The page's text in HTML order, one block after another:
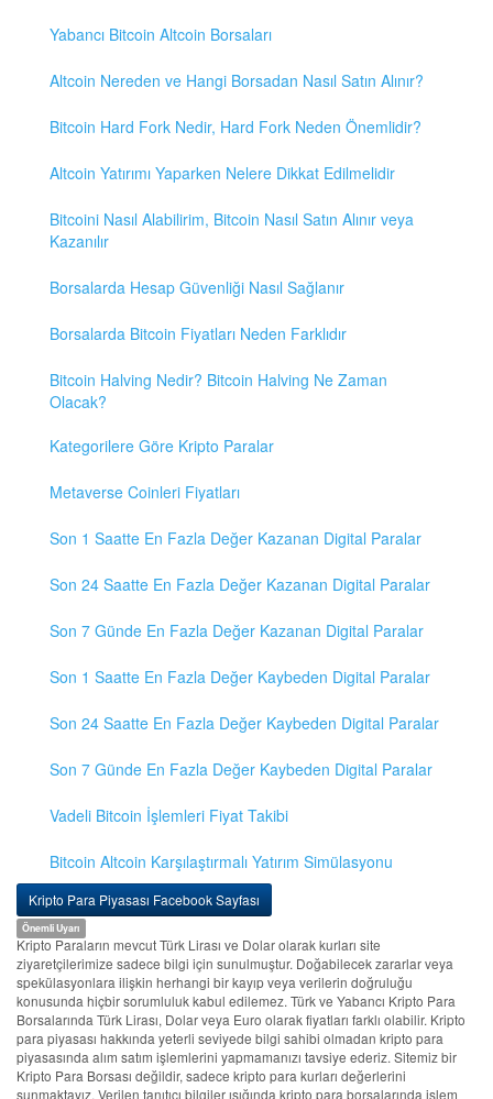
Yabancı Bitcoin Altcoin Borsaları
Altcoin Nereden ve Hangi Borsadan Nasıl Satın Alınır?
Bitcoin Hard Fork Nedir, Hard Fork Neden Önemlidir?
Altcoin Yatırımı Yaparken Nelere Dikkat Edilmelidir
Bitcoini Nasıl Alabilirim, Bitcoin Nasıl Satın Alınır veya
Kazanılır
Borsalarda Hesap Güvenliği Nasıl Sağlanır
Borsalarda Bitcoin Fiyatları Neden Farklıdır
Bitcoin Halving Nedir? Bitcoin Halving Ne Zaman
Olacak?
Kategorilere Göre Kripto Paralar
Metaverse Coinleri Fiyatları
Son 1 Saatte En Fazla Değer Kazanan Digital Paralar
Son 24 Saatte En Fazla Değer Kazanan Digital Paralar
Son 7 Günde En Fazla Değer Kazanan Digital Paralar
Son 1 Saatte En Fazla Değer Kaybeden Digital Paralar
Son 24 Saatte En Fazla Değer Kaybeden Digital Paralar
Son 7 Günde En Fazla Değer Kaybeden Digital Paralar
Vadeli Bitcoin İşlemleri Fiyat Takibi
Bitcoin Altcoin Karşılaştırmalı Yatırım Simülasyonu
Kripto Para Piyasası Facebook Sayfası
Önemli Uyarı
Kripto Paraların mevcut Türk Lirası ve Dolar olarak kurları site
ziyaretçilerimize sadece bilgi için sunulmuştur. Doğabilecek zararlar veya
spekülasyonlara ilişkin herhangi bir kayıp veya verilerin doğruluğu
konusunda hiçbir sorumluluk kabul edilemez. Türk ve Yabancı Kripto Para
Borsalarında Türk Lirası, Dolar veya Euro olarak fiyatları farklı olabilir. Kripto
para piyasası hakkında yeterli seviyede bilgi sahibi olmadan kripto para
piyasasında alım satım işlemlerini yapmamanızı tavsiye ederiz. Sitemiz bir
Kripto Para Borsası değildir, sadece kripto para kurları değerlerini
sunmaktayız. Verilen tanıtıcı bilgiler ışığında kripto para borsalarında işlem